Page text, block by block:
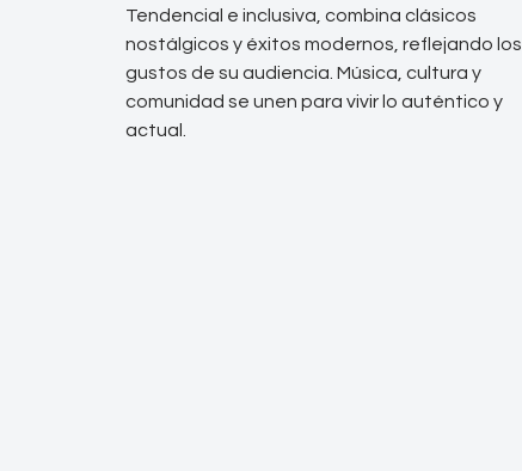
Tendencial e inclusiva, combina clásicos
nostálgicos y éxitos modernos, reflejando los
gustos de su audiencia. Música, cultura y
comunidad se unen para vivir lo auténtico y
actual.